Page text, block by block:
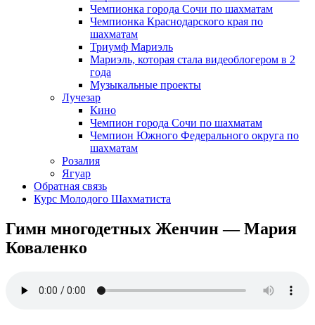
Чемпионка города Сочи по шахматам
Чемпионка Краснодарского края по
шахматам
Триумф Мариэль
Мариэль, которая стала видеоблогером в 2
года
Музыкальные проекты
Лучезар
Кино
Чемпион города Сочи по шахматам
Чемпион Южного Федерального округа по
шахматам
Розалия
Ягуар
Обратная связь
Курс Молодого Шахматиста
Гимн многодетных Женчин — Мария
Коваленко